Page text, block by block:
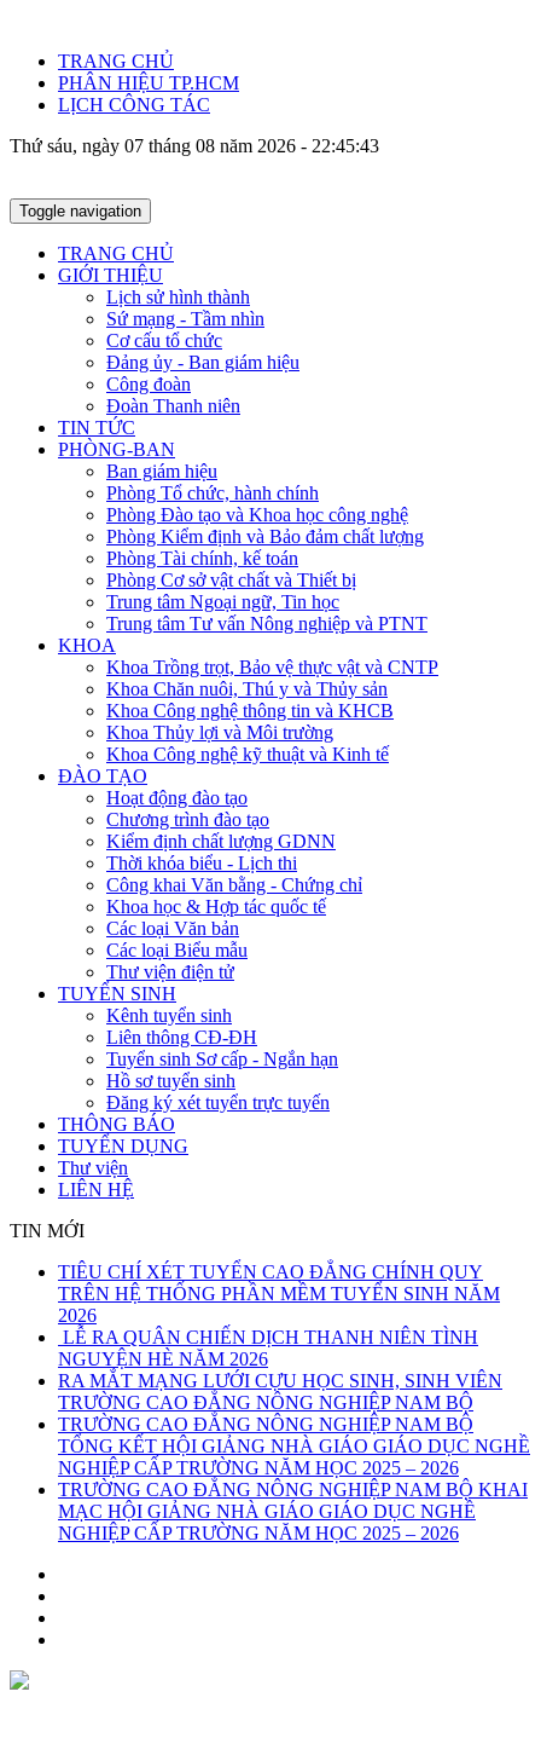
TRANG CHỦ
PHÂN HIỆU TP.HCM
LỊCH CÔNG TÁC
Thứ sáu, ngày 07 tháng 08 năm 2026 - 22:45:44
Toggle navigation
TRANG CHỦ
GIỚI THIỆU
Lịch sử hình thành
Sứ mạng - Tầm nhìn
Cơ cấu tổ chức
Đảng ủy - Ban giám hiệu
Công đoàn
Đoàn Thanh niên
TIN TỨC
PHÒNG-BAN
Ban giám hiệu
Phòng Tổ chức, hành chính
Phòng Đào tạo và Khoa học công nghệ
Phòng Kiểm định và Bảo đảm chất lượng
Phòng Tài chính, kế toán
Phòng Cơ sở vật chất và Thiết bị
Trung tâm Ngoại ngữ, Tin học
Trung tâm Tư vấn Nông nghiệp và PTNT
KHOA
Khoa Trồng trọt, Bảo vệ thực vật và CNTP
Khoa Chăn nuôi, Thú y và Thủy sản
Khoa Công nghệ thông tin và KHCB
Khoa Thủy lợi và Môi trường
Khoa Công nghệ kỹ thuật và Kinh tế
ĐÀO TẠO
Hoạt động đào tạo
Chương trình đào tạo
Kiểm định chất lượng GDNN
Thời khóa biểu - Lịch thi
Công khai Văn bằng - Chứng chỉ
Khoa học & Hợp tác quốc tế
Các loại Văn bản
Các loại Biểu mẫu
Thư viện điện tử
TUYỂN SINH
Kênh tuyển sinh
Liên thông CĐ-ĐH
Tuyển sinh Sơ cấp - Ngắn hạn
Hồ sơ tuyển sinh
Đăng ký xét tuyển trực tuyến
THÔNG BÁO
TUYỂN DỤNG
Thư viện
LIÊN HỆ
TIN MỚI
TIÊU CHÍ XÉT TUYỂN CAO ĐẲNG CHÍNH QUY
TRÊN HỆ THỐNG PHẦN MỀM TUYỂN SINH NĂM
2026
LỄ RA QUÂN CHIẾN DỊCH THANH NIÊN TÌNH
NGUYỆN HÈ NĂM 2026
RA MẮT MẠNG LƯỚI CỰU HỌC SINH, SINH VIÊN
TRƯỜNG CAO ĐẲNG NÔNG NGHIỆP NAM BỘ
TRƯỜNG CAO ĐẲNG NÔNG NGHIỆP NAM BỘ
TỔNG KẾT HỘI GIẢNG NHÀ GIÁO GIÁO DỤC NGHỀ
NGHIỆP CẤP TRƯỜNG NĂM HỌC 2025 – 2026
TRƯỜNG CAO ĐẲNG NÔNG NGHIỆP NAM BỘ KHAI
MẠC HỘI GIẢNG NHÀ GIÁO GIÁO DỤC NGHỀ
NGHIỆP CẤP TRƯỜNG NĂM HỌC 2025 – 2026